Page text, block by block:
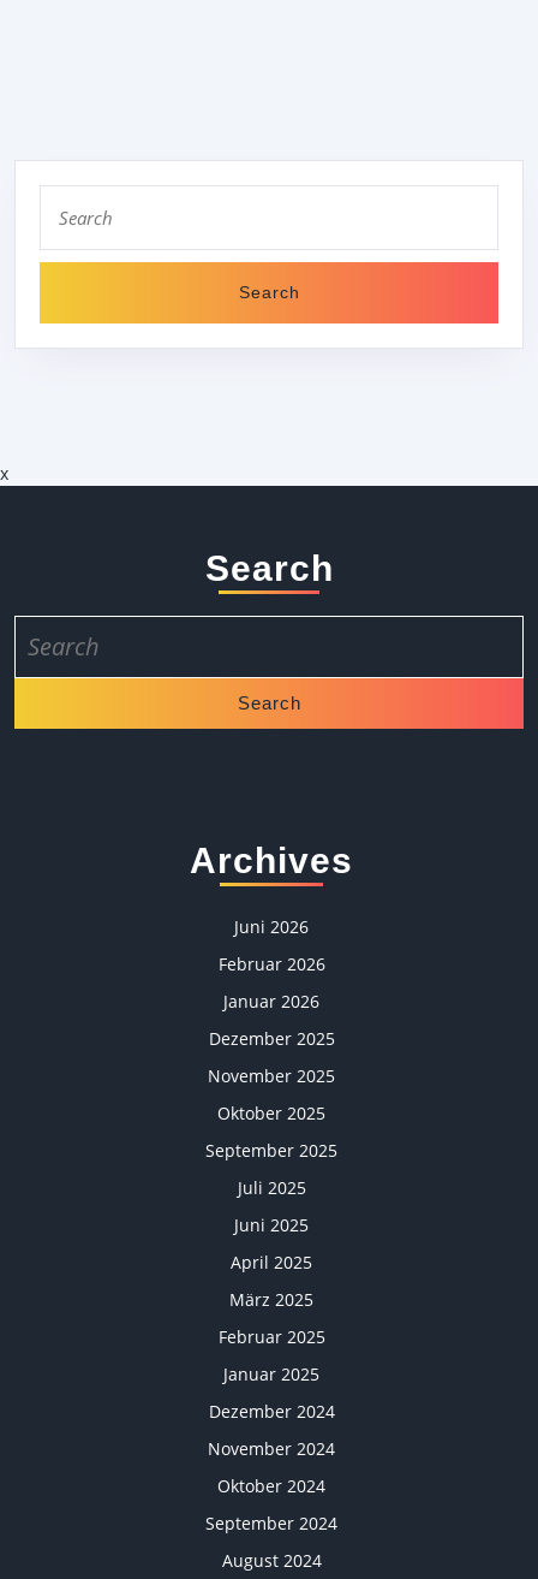
for:
x
Search
for:
Archives
Juni 2026
Februar 2026
Januar 2026
Dezember 2025
November 2025
Oktober 2025
September 2025
Juli 2025
Juni 2025
April 2025
März 2025
Februar 2025
Januar 2025
Dezember 2024
November 2024
Oktober 2024
September 2024
August 2024